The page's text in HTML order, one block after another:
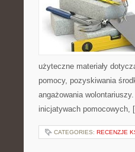
użyteczne materiały
pomocy, pozyskiwania
angażowania
inicjatywach pomocowych,
CATEGORIES: RECENZJE